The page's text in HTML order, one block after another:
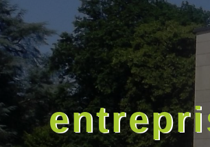
cookies